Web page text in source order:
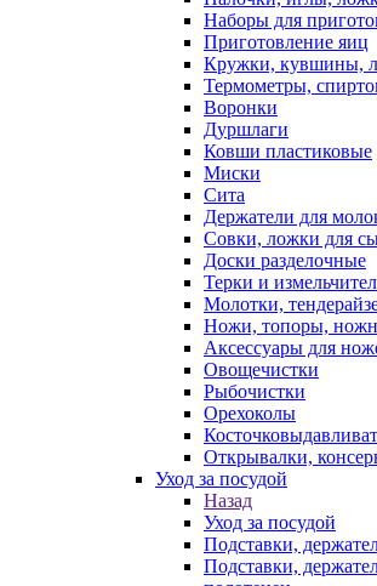
Наборы для
Приготовление яиц
Кружки, кувшины,
Термометры,
Воронки
Дуршлаги
Ковши пластиковые
Миски
Сита
Держатели для
Совки, ложки для
Доски разделочные
Терки и
Молотки,
Ножи, топоры,
Аксессуары для
Овощечистки
Рыбочистки
Орехоколы
Открывалки,
Уход за посудой
Назад
Уход за посудой
Подставки,
Подставки,